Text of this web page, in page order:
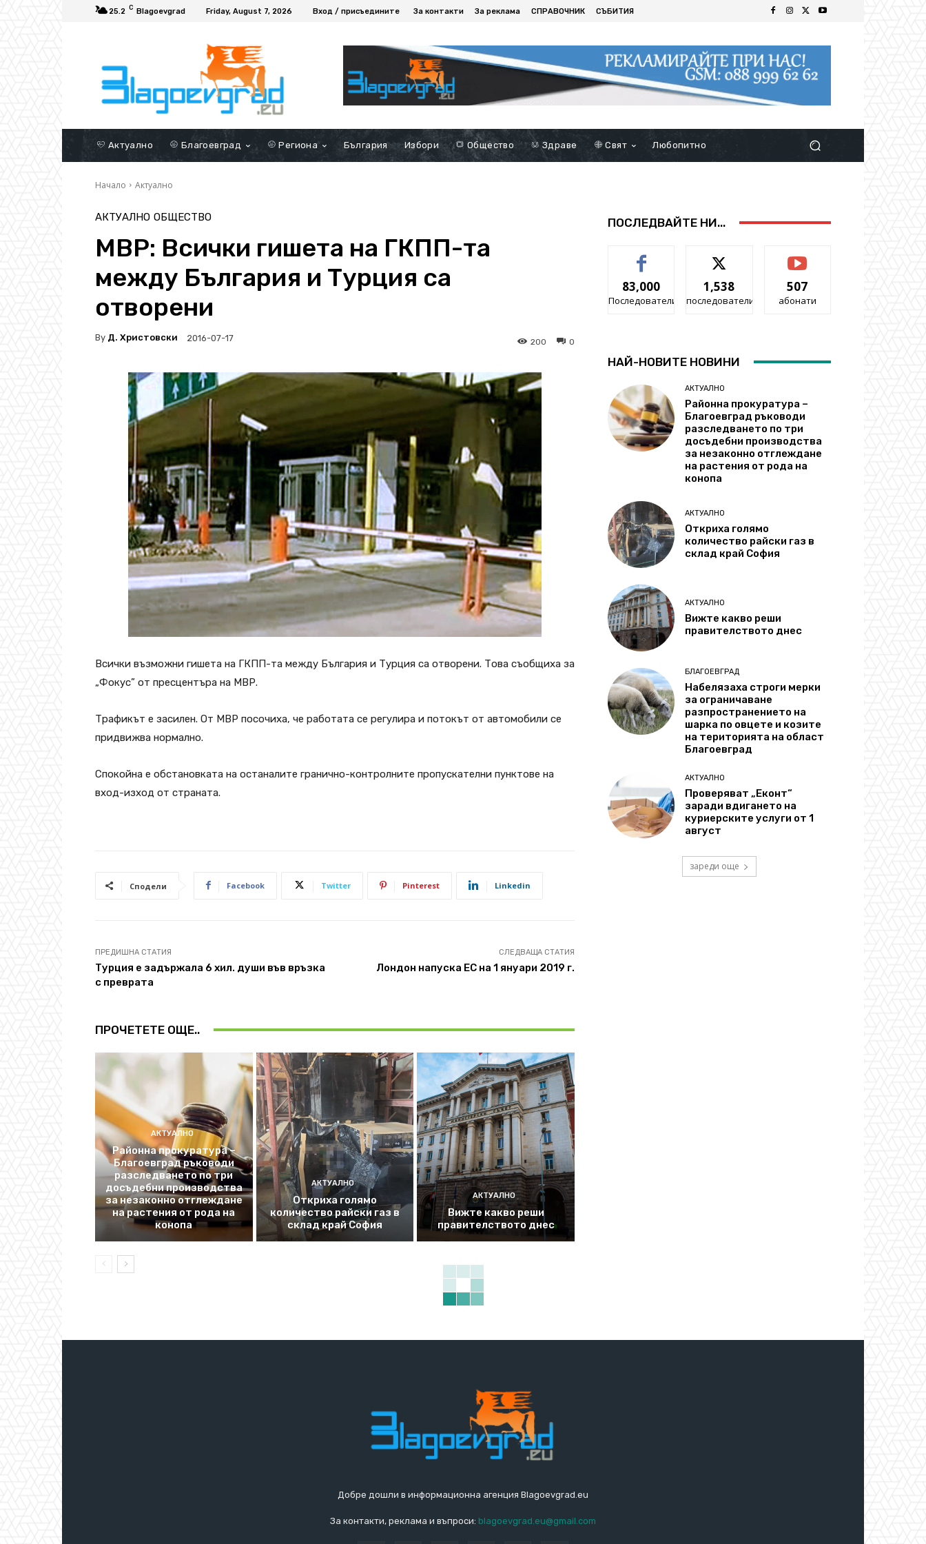
25.2 C Blagoevgrad Friday, August 7, 2026 Вход / присъедините За контакти За реклама СПРАВОЧНИК СЪБИТИЯ
Актуално Благоевград Региона България Избори Общество Здраве Свят Любопитно
Начало Актуално
АКТУАЛНО ОБЩЕСТВО
МВР: Всички гишета на ГКПП-та
между България и Турция са
отворени
By Д. Христовски 2016-07-17 0
200
Всички възможни гишета на ГКПП-та между България и Турция са отворени. Това съобщиха за
„Фокус” от пресцентъра на МВР.
Трафикът е засилен. От МВР посочиха, че работата се регулира и потокът от автомобили се
придвижва нормално.
Спокойна е обстановката на останалите гранично-контролните пропускателни пунктове на
вход-изход от страната.
Сподели Facebook Twitter Pinterest Linkedin
ПРЕДИШНА СТАТИЯ
Турция е задържала 6 хил. души във връзка
с преврата
СЛЕДВАЩА СТАТИЯ
Лондон напуска ЕС на 1 януари 2019 г.
ПРОЧЕТЕТЕ ОЩЕ..
АКТУАЛНО
Районна прокуратура –
Благоевград ръководи
разследването по три
досъдебни производства
за незаконно отглеждане
на растения от рода на
конопа
АКТУАЛНО
Откриха голямо
количество райски газ в
склад край София
АКТУАЛНО
Вижте какво реши
правителството днес
ПОСЛЕДВАЙТЕ НИ...
83,000
Последователи
1,538
последователи
507
абонати
НАЙ-НОВИТЕ НОВИНИ
АКТУАЛНО
Районна прокуратура –
Благоевград ръководи
разследването по три
досъдебни производства
за незаконно отглеждане
на растения от рода на
конопа
АКТУАЛНО
Откриха голямо
количество райски газ в
склад край София
АКТУАЛНО
Вижте какво реши
правителството днес
БЛАГОЕВГРАД
Набелязаха строги мерки
за ограничаване
разпространението на
шарка по овцете и козите
на територията на област
Благоевград
АКТУАЛНО
Проверяват „Еконт“
заради вдигането на
куриерските услуги от 1
август
зареди още
Добре дошли в информационна агенция Blagoevgrad.eu
За контакти, реклама и въпроси: blagoevgrad.eu@gmail.com